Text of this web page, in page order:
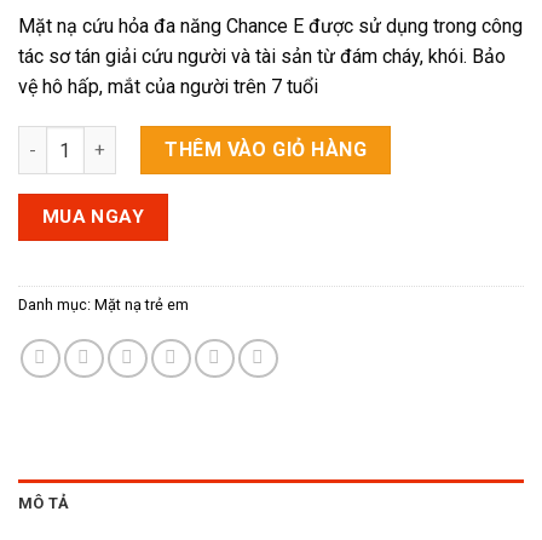
là:
1,450,000 ₫.
tại
là:
960,000 ₫.
Mặt nạ cứu hỏa đa năng Chance E được sử dụng trong công
tác sơ tán giải cứu người và tài sản từ đám cháy, khói. Bảo
vệ hô hấp, mắt của người trên 7 tuổi
Mặt nạ cứu hoả đa năng Chance E trẻ em bảo vệ trẻ khi có
THÊM VÀO GIỎ HÀNG
MUA NGAY
Danh mục: Mặt nạ trẻ em
MÔ TẢ